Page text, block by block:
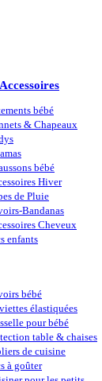
bébé
& Chapeaux
bébé
Hiver
de Pluie
Bandanas
Cheveux
enfants
bébé
élastiquées
pour bébé
table & chaises
de cuisine
à goûter